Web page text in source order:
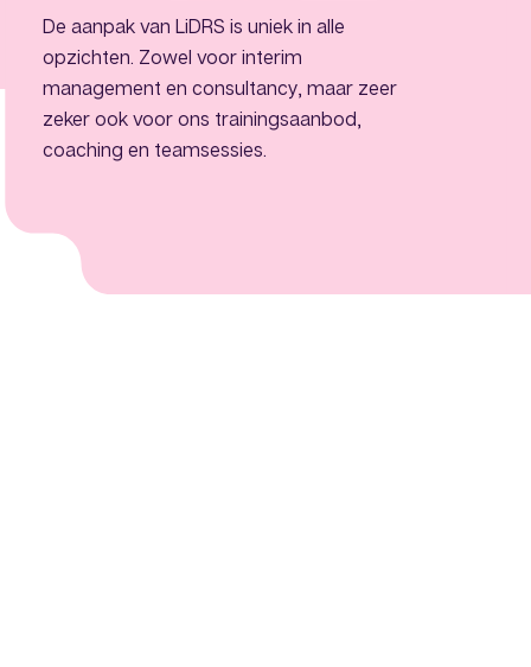
De aanpak van LiDRS is uniek in alle
opzichten. Zowel voor interim
management en consultancy, maar zeer
zeker ook voor ons trainingsaanbod,
coaching en teamsessies.